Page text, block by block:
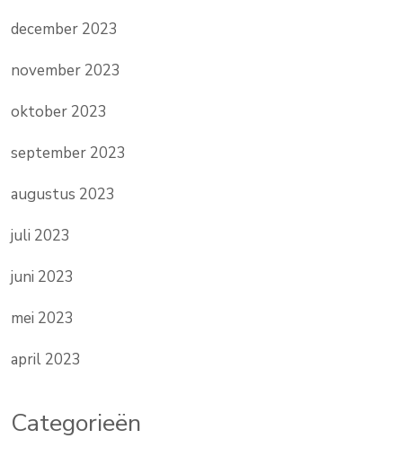
december 2023
november 2023
oktober 2023
september 2023
augustus 2023
juli 2023
juni 2023
mei 2023
april 2023
Categorieën